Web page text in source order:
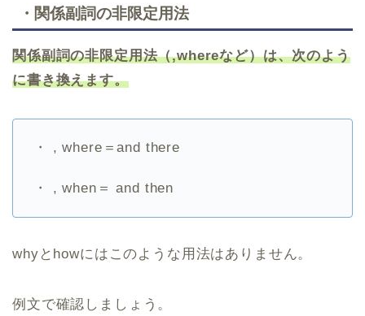
・関係副詞の非限定用法
関係副詞の非限定用法（,whereなど）は、次のよう
に書き換えます。
・ , where＝and there
・ , when＝ and then
whyとhowにはこのような用法はありません。
例文で確認しましょう。